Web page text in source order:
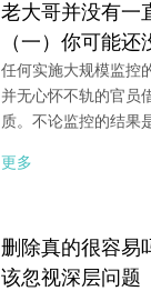
老大哥并没有
（一）你可能
任何实施大规模监控
并无心怀不轨的官员
质。不论监控的结果
更多
删除真的很容易
该忽视深层问题